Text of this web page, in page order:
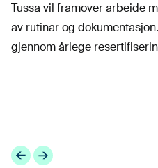
Tussa vil framover arbeide
av rutinar og
gjennom årlege